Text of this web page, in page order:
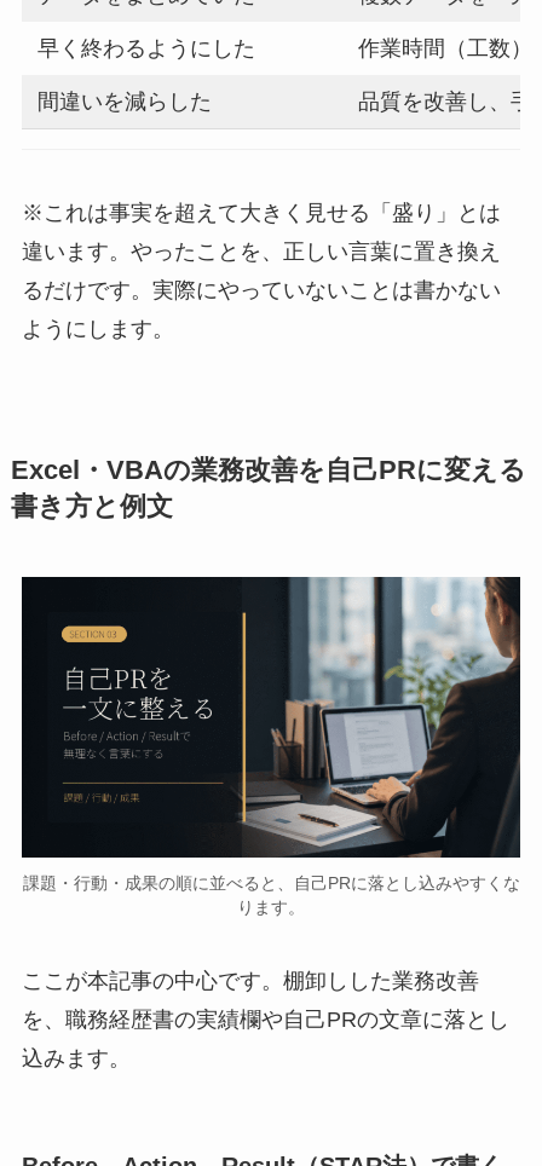
早く終わるようにした 作業時間（工数）
間違いを減らした 品質を改善し、手
※これは事実を超えて大きく見せる「盛り」とは
違います。やったことを、正しい言葉に置き換え
るだけです。実際にやっていないことは書かない
ようにします。
Excel・VBAの業務改善を自己PRに変える
書き方と例文
課題・行動・成果の順に並べると、自己PRに落とし込みやすくな
ります。
ここが本記事の中心です。棚卸しした業務改善
を、職務経歴書の実績欄や自己PRの文章に落とし
込みます。